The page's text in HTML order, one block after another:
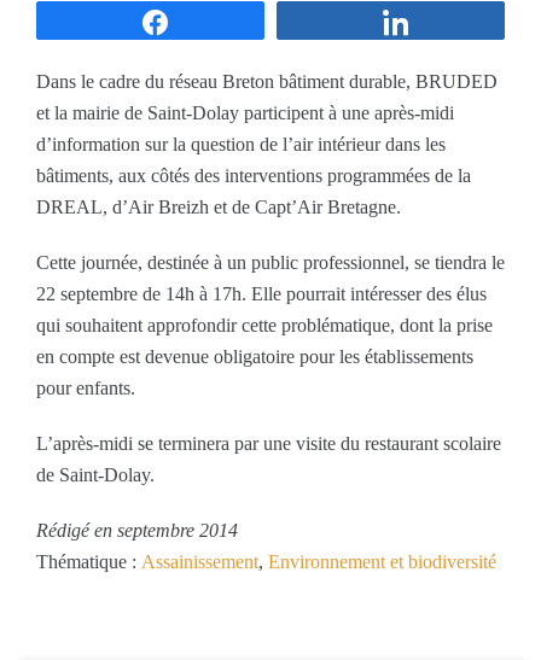
Dans le cadre du réseau Breton bâtiment durable, BRUDED
et la mairie de Saint-Dolay participent à une après-midi
d’information sur la question de l’air intérieur dans les
bâtiments, aux côtés des interventions programmées de la
DREAL, d’Air Breizh et de Capt’Air Bretagne.
Cette journée, destinée à un public professionnel, se tiendra le
22 septembre de 14h à 17h. Elle pourrait intéresser des élus
qui souhaitent approfondir cette problématique, dont la prise
en compte est devenue obligatoire pour les établissements
pour enfants.
L’après-midi se terminera par une visite du restaurant scolaire
de Saint-Dolay.
Rédigé en septembre 2014
Thématique : Assainissement, Environnement et biodiversité